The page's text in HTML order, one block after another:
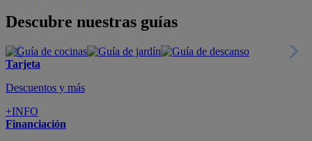
Descubre nuestras guías
Tarjeta
Descuentos y más
+INFO
Financiación